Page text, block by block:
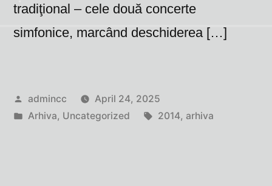
tradiţional – cele două concerte
simfonice, marcând deschiderea […]
Posted
by
admincc
April 24, 2025
Posted
Arhiva, Uncategorized Tags:
2014, arhiva